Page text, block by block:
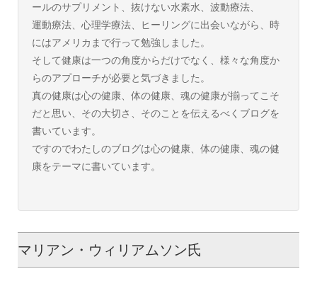
ールのサプリメント、抜けない水素水、波動療法、
運動療法、心理学療法、ヒーリングに出会いながら、時
にはアメリカまで行って勉強しました。
そして健康は一つの角度からだけでなく、様々な角度か
らのアプローチが必要と気づきました。
真の健康は心の健康、体の健康、魂の健康が揃ってこそ
だと思い、その大切さ、そのことを伝えるべくブログを
書いています。
ですのでわたしのブログは心の健康、体の健康、魂の健
康をテーマに書いています。
マリアン・ウィリアムソン氏